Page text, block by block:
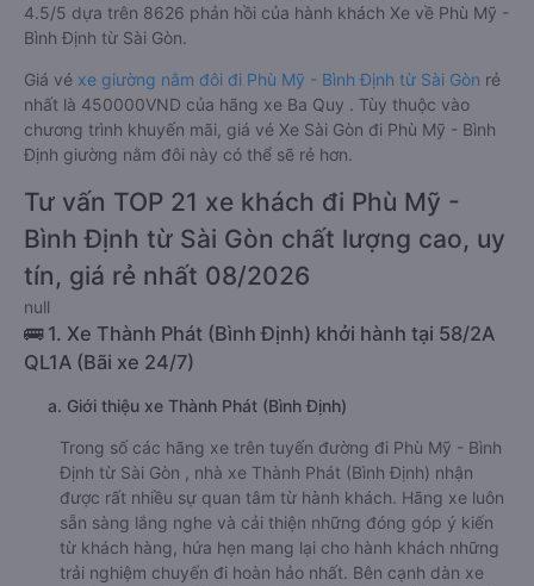
4.5/5 dựa trên 8626 phản hồi của hành khách Xe về Phù Mỹ -
Bình Định từ Sài Gòn.
Giá vé xe giường nằm đôi đi Phù Mỹ - Bình Định từ Sài Gòn rẻ
nhất là 450000VND của hãng xe Ba Quy . Tùy thuộc vào
chương trình khuyến mãi, giá vé Xe Sài Gòn đi Phù Mỹ - Bình
Định giường nằm đôi này có thể sẽ rẻ hơn.
Tư vấn TOP 21 xe khách đi Phù Mỹ -
Bình Định từ Sài Gòn chất lượng cao, uy
tín, giá rẻ nhất 08/2026
null
🚌 1. Xe Thành Phát (Bình Định) khởi hành tại 58/2A
QL1A (Bãi xe 24/7)
a. Giới thiệu xe Thành Phát (Bình Định)
Trong số các hãng xe trên tuyến đường đi Phù Mỹ - Bình
Định từ Sài Gòn , nhà xe Thành Phát (Bình Định) nhận
được rất nhiều sự quan tâm từ hành khách. Hãng xe luôn
sẵn sàng lắng nghe và cải thiện những đóng góp ý kiến
từ khách hàng, hứa hẹn mang lại cho hành khách những
trải nghiệm chuyến đi hoàn hảo nhất. Bên cạnh dàn xe